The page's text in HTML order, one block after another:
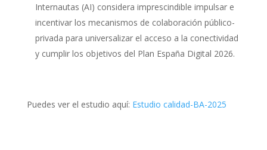
Internautas (AI) considera imprescindible impulsar e
incentivar los mecanismos de colaboración público-
privada para universalizar el acceso a la conectividad
y cumplir los objetivos del Plan España Digital 2026.
Puedes ver el estudio aquí: Estudio calidad-BA-2025